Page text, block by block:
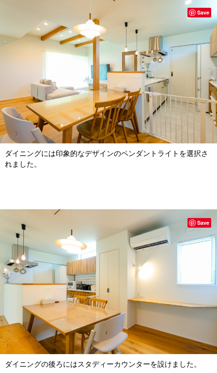
ダイニングには印象的なデザインのペンダントライトを選択さ
れました。
Save
ダイニングの後ろにはスタディーカウンターを設けました。
Save